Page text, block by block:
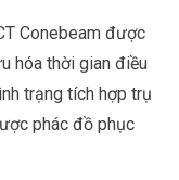
Conebeam được
hóa thời gian điều
trạng tích hợp trụ
phác đồ phục